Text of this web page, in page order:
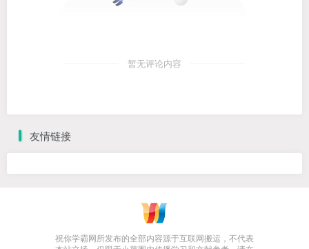
暂无评论内容
友情链接
祝你学霸网所发布的全部内容源于互联网搬运，不代表